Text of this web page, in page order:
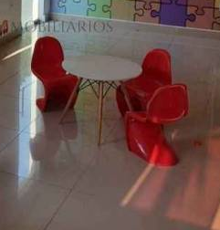
R$ 210.000,00
Parque das Nações - Bauru/SP
Referência: AP01238
2 Quartos
1 Banheiro
72.00 m²
Realizado